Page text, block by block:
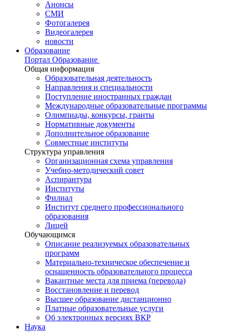
Анонсы
СМИ
Фотогалерея
Видеогалерея
новости
Образование
Портал Образование
Общая информация
Образовательная деятельность
Направления и специальности
Поступление иностранных граждан
Международные образовательные программы
Олимпиады, конкурсы, гранты
Нормативные документы
Дополнительное образование
Совместные институты
Структура управления
Организационная схема управления
Учебно-методический совет
Аспирантура
Институты
Филиал
Институт среднего профессионального
образования
Лицей
Обучающимся
Описание реализуемых образовательных
программ
Материально-техническое обеспечение и
оснащенность образовательного процесса
Вакантные места для приема (перевода)
Восстановление и перевод
Высшее образование дистанционно
Платные образовательные услуги
Об электронных версиях ВКР
Наука